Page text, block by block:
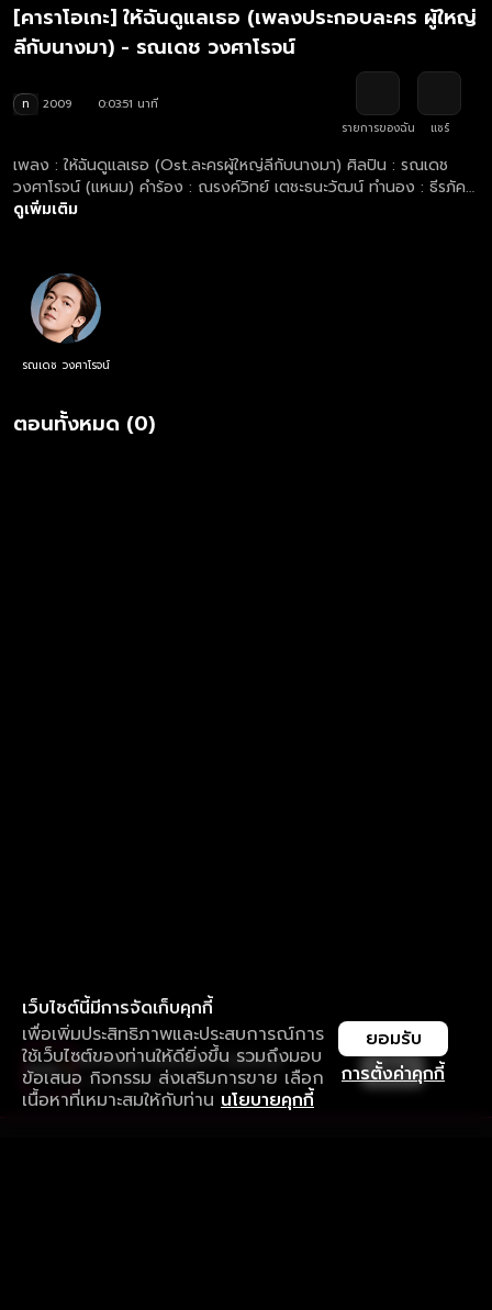
[คาราโอเกะ] ให้ฉันดูแลเธอ (เพลงประกอบละคร ผู้ใหญ่
ลีกับนางมา) - รณเดช วงศาโรจน์
ท 2009
0:03:51 นาที
รายการของฉัน
แชร์
เพลง : ให้ฉันดูแลเธอ (Ost.ละครผู้ใหญ่ลีกับนางมา) ศิลปิน : รณเดช
วงศาโรจน์ (แหนม) คำร้อง : ณรงค์วิทย์ เตชะธนะวัฒน์ ทำนอง : ธีรภัค
ดูเพิ่มเติม
รณเดช วงศาโรจน์
ตอนทั้งหมด (0)
เว็บไซต์นี้มีการจัดเก็บคุกกี้
เพื่อเพิ่มประสิทธิภาพและประสบการณ์การ
ใช้เว็บไซต์ของท่านให้ดียิ่งขึ้น รวมถึงมอบ
ข้อเสนอ กิจกรรม ส่งเสริมการขาย เลือก
เนื้อหาที่เหมาะสมให้กับท่าน นโยบายคุกกี้
การตั้งค่าคุกกี้
ยอมรับ
ใช้งานแอป ลื่นไหลกว่า ไม่มีสะดุด
ดาวน์โหลดแอปเพื่อการรับชมที่ดีกว่า เปิด